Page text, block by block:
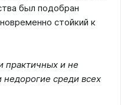
был подобран
стойкий к
практичных и не
среди всех